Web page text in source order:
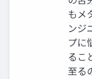
もメ
ンジ
プに
るこ
至る